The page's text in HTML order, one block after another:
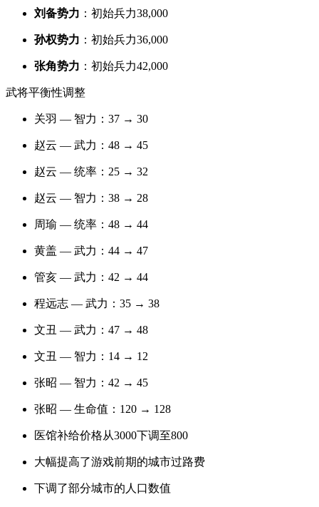
刘备势力 ：初始兵力38,000
孙权势力 ：初始兵力36,000
张角势力 ：初始兵力42,000
武将平衡性调整
关羽 — 智力：37 → 30
赵云 — 武力：48 → 45
赵云 — 统率：25 → 32
赵云 — 智力：38 → 28
周瑜 — 统率：48 → 44
黄盖 — 武力：44 → 47
管亥 — 武力：42 → 44
程远志 — 武力：35 → 38
文丑 — 武力：47 → 48
文丑 — 智力：14 → 12
张昭 — 智力：42 → 45
张昭 — 生命值：120 → 128
医馆补给价格从3000下调至800
大幅提高了游戏前期的城市过路费
下调了部分城市的人口数值